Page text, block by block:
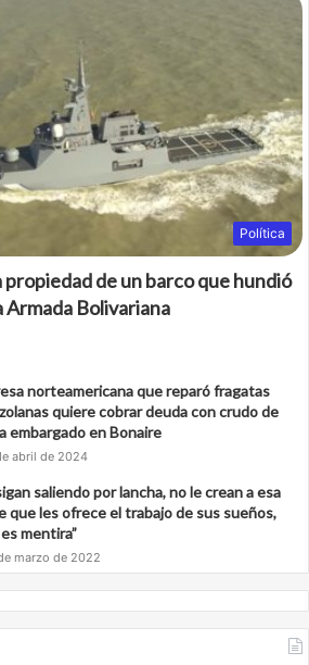
Política
de un barco que hundió
Armada Bolivariana
norteamericana que reparó fragatas
quiere cobrar deuda con crudo de
embargado en Bonaire
abril de 2024
saliendo por lancha, no le crean a esa
que les ofrece el trabajo de sus sueños,
mentira”
marzo de 2022